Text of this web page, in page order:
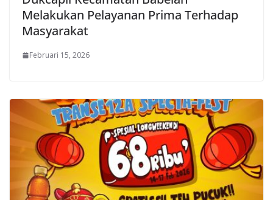
Melakukan Pelayanan Prima Terhadap
Masyarakat
Februari 15, 2026